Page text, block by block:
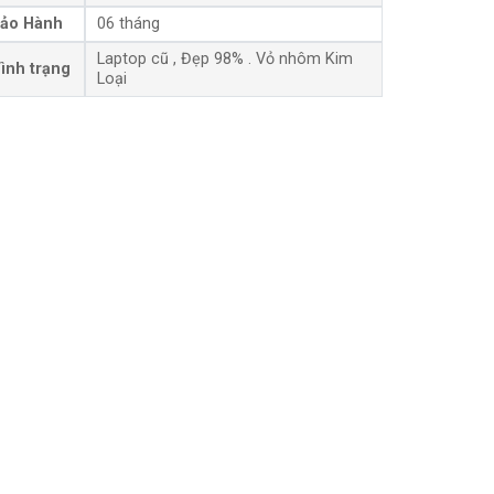
Hành 06 tháng
trạng
Laptop cũ , Đẹp 98% . Vỏ nhôm Kim
Loại